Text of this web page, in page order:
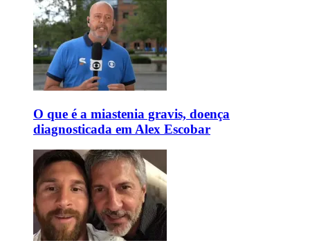
O que é a miastenia gravis, doença
diagnosticada em Alex Escobar